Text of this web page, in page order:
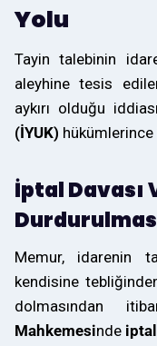
Yolu
Tayin talebinin
aleyhine tesis
aykırı olduğu
(İYUK) hükümlerince
İptal Davası
Memur, idarenin
kendisine
dolmasından
Mahkemesinde